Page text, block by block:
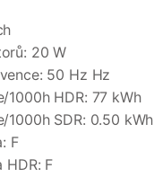
20 W
50 Hz Hz
1000h HDR: 77 kWh
1000h SDR: 0.50 kWh
F
HDR: F